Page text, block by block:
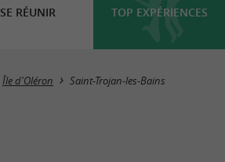
SE RÉUNIR TOP EXPÉRIENCES
Masquer la carte
Île d'Oléron Saint-Trojan-les-Bains